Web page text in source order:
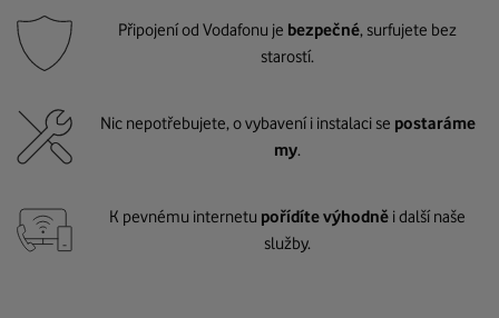
Připojení od Vodafonu je bezpečné, surfujete bez
starostí.
Nic nepotřebujete, o vybavení i instalaci se postaráme
my.
K pevnému internetu pořídíte výhodně i další naše
služby.